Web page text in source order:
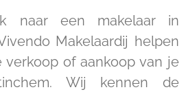
naar een makelaar in
Makelaardij helpen
of aankoop van je
Wij kennen de